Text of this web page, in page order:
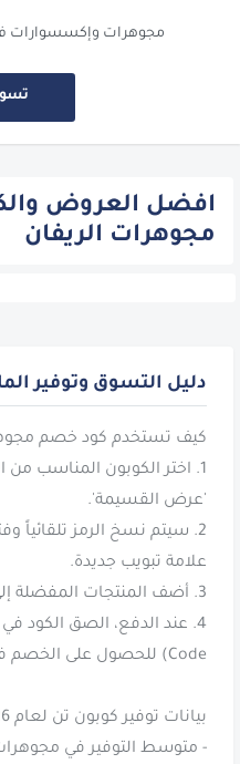
مجوهرات وإكسسوارات
افضل العروض
مجوهرات الريفان
دليل التسوق وتوفير
1. اختر الكوبون المناسب من
2. سيتم نسخ الرمز تلقائياً